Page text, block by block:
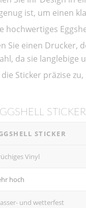
ist, um einen
hochwertiges
Sie einen Drucker,
da sie langlebige
die Sticker präzise
STICKER
Vinyl
hoch
und wetterfest